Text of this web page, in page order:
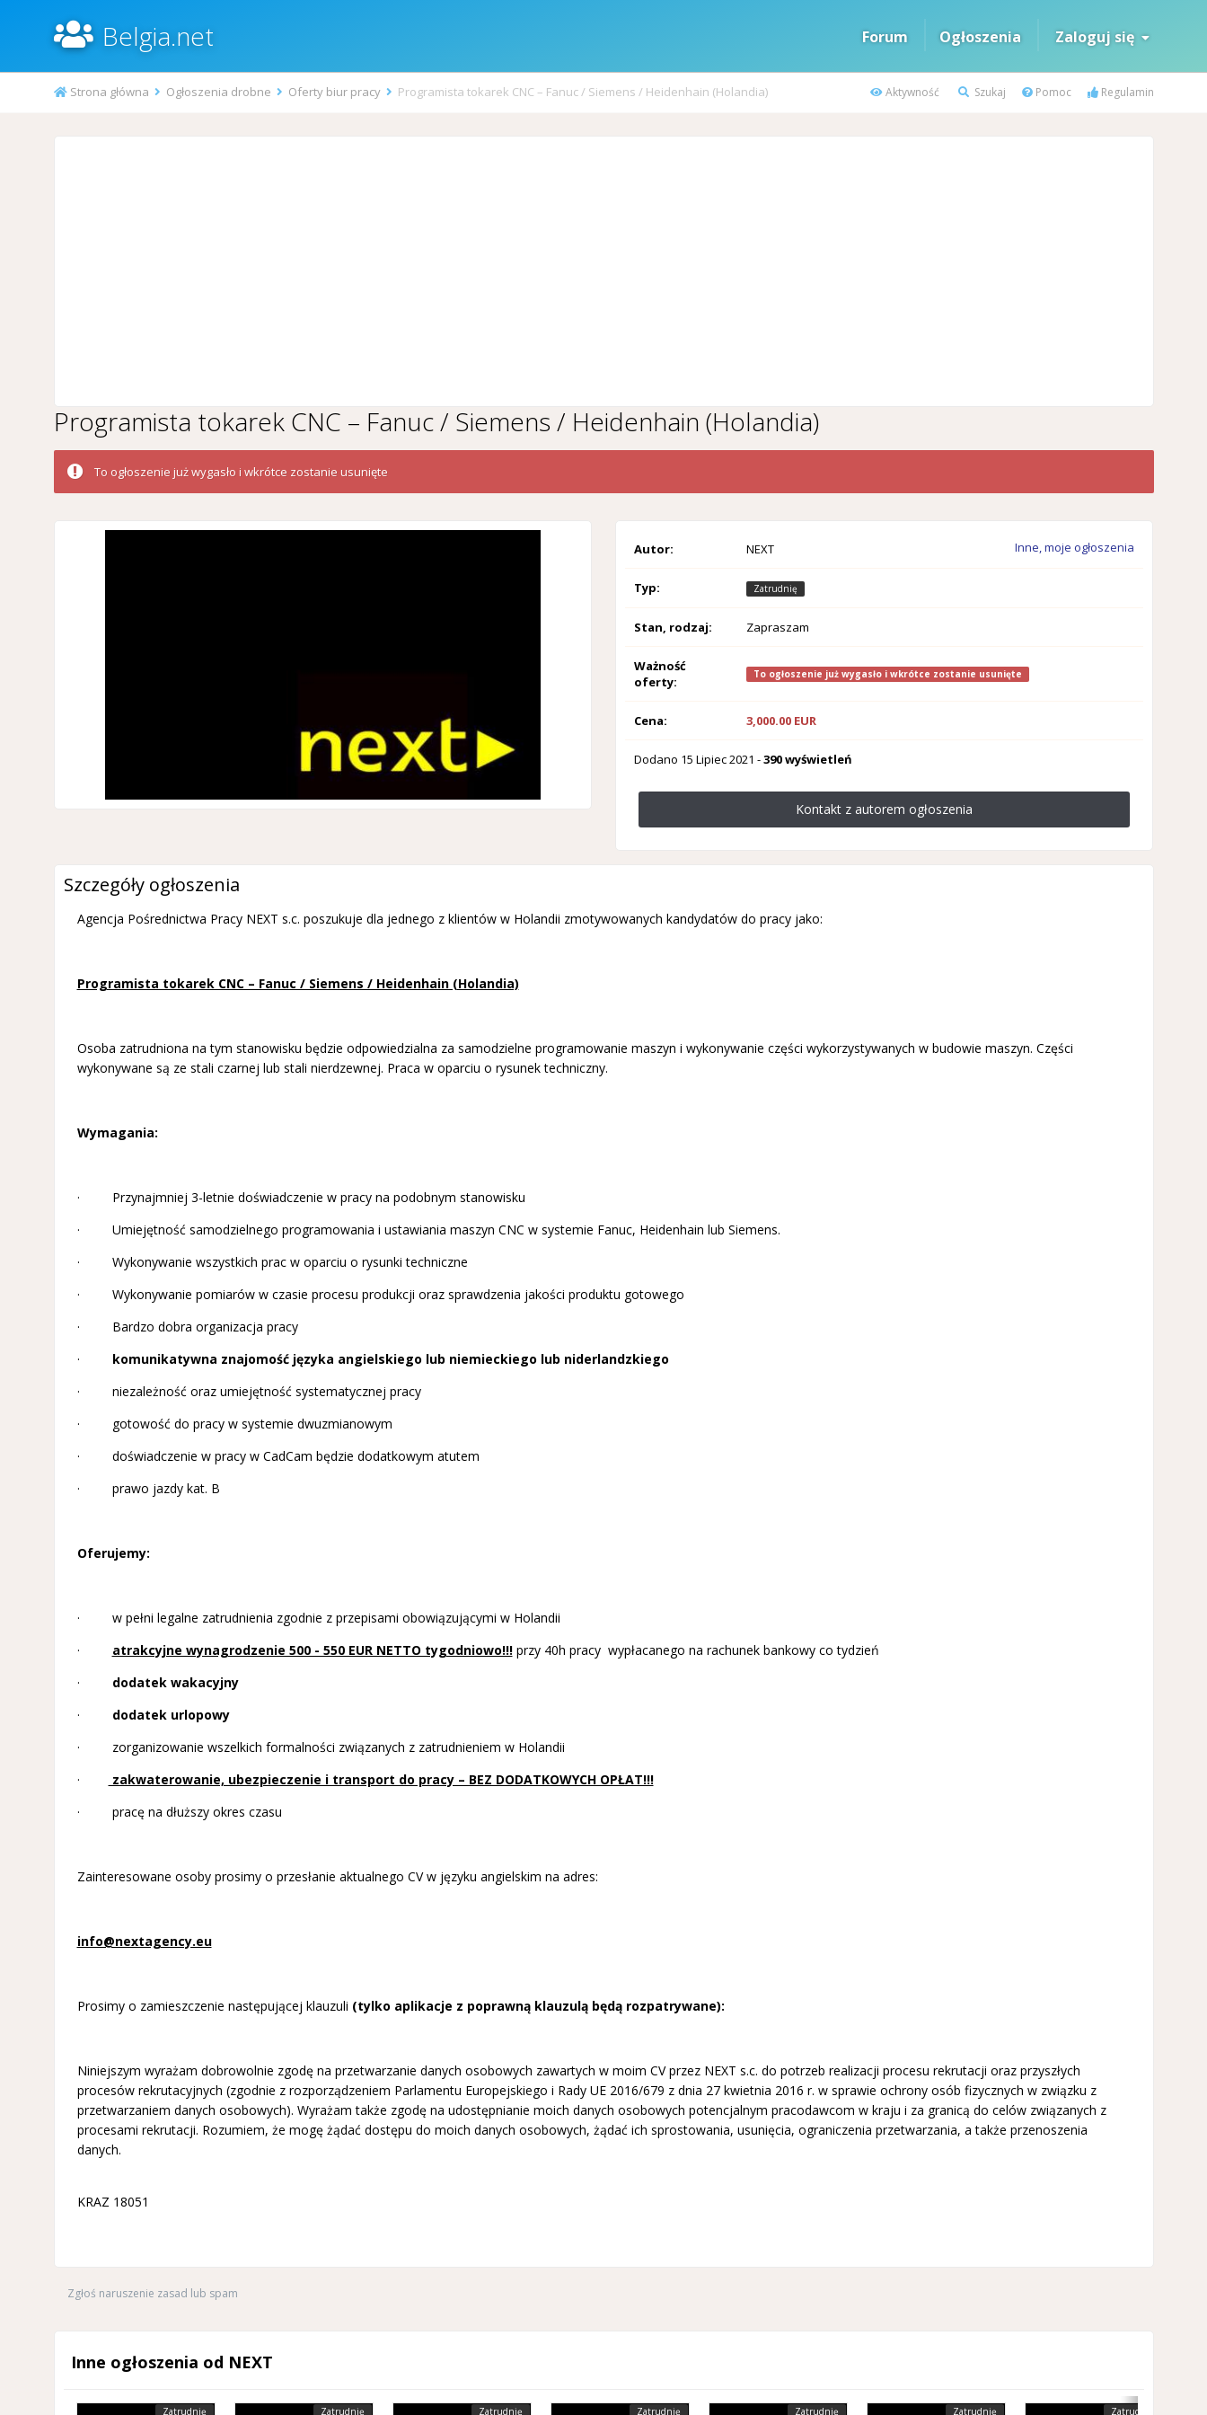
Belgia.net Forum Ogłoszenia Zaloguj się
Aktywność Szukaj Pomoc Regulamin
Strona główna Ogłoszenia drobne Oferty biur pracy Programista tokarek CNC – Fanuc / Siemens / Heidenhain (Holandia)
Programista tokarek CNC – Fanuc / Siemens / Heidenhain (Holandia)
To ogłoszenie już wygasło i wkrótce zostanie usunięte
Autor: NEXT Inne, moje ogłoszenia
Typ: Zatrudnię
Stan, rodzaj: Zapraszam
Ważność
oferty:
To ogłoszenie już wygasło i wkrótce zostanie usunięte
Cena: 3,000.00 EUR
Dodano 15 Lipiec 2021 -390 wyświetleń
Kontakt z autorem ogłoszenia
Szczegóły ogłoszenia
Agencja Pośrednictwa Pracy NEXT s.c. poszukuje dla jednego z klientów w Holandii zmotywowanych kandydatów do pracy jako:
Programista tokarek CNC – Fanuc / Siemens / Heidenhain (Holandia)
Osoba zatrudniona na tym stanowisku będzie odpowiedzialna za samodzielne programowanie maszyn i wykonywanie części wykorzystywanych w budowie maszyn. Części
wykonywane są ze stali czarnej lub stali nierdzewnej. Praca w oparciu o rysunek techniczny.
Wymagania:
· Przynajmniej 3-letnie doświadczenie w pracy na podobnym stanowisku
· Umiejętność samodzielnego programowania i ustawiania maszyn CNC w systemie Fanuc, Heidenhain lub Siemens.
· Wykonywanie wszystkich prac w oparciu o rysunki techniczne
· Wykonywanie pomiarów w czasie procesu produkcji oraz sprawdzenia jakości produktu gotowego
· Bardzo dobra organizacja pracy
·
komunikatywna znajomość języka angielskiego lub niemieckiego lub niderlandzkiego
· niezależność oraz umiejętność systematycznej pracy
· gotowość do pracy w systemie dwuzmianowym
· doświadczenie w pracy w CadCam będzie dodatkowym atutem
· prawo jazdy kat. B
Oferujemy:
· w pełni legalne zatrudnienia zgodnie z przepisami obowiązującymi w Holandii
· atrakcyjne wynagrodzenie 500 - 550 EUR NETTO tygodniowo!!!przy 40h pracy wypłacanego na rachunek bankowy co tydzień
·
dodatek wakacyjny
·
dodatek urlopowy
· zorganizowanie wszelkich formalności związanych z zatrudnieniem w Holandii
·
zakwaterowanie, ubezpieczenie i transport do pracy – BEZ DODATKOWYCH OPŁAT!!!
· pracę na dłuższy okres czasu
Zainteresowane osoby prosimy o przesłanie aktualnego CV w języku angielskim na adres:
info@nextagency.eu
Prosimy o zamieszczenie następującej klauzuli (tylko aplikacje z poprawną klauzulą będą rozpatrywane):
Niniejszym wyrażam dobrowolnie zgodę na przetwarzanie danych osobowych zawartych w moim CV przez NEXT s.c. do potrzeb realizacji procesu rekrutacji oraz przyszłych
procesów rekrutacyjnych (zgodnie z rozporządzeniem Parlamentu Europejskiego i Rady UE 2016/679 z dnia 27 kwietnia 2016 r. w sprawie ochrony osób fizycznych w związku z
przetwarzaniem danych osobowych). Wyrażam także zgodę na udostępnianie moich danych osobowych potencjalnym pracodawcom w kraju i za granicą do celów związanych z
procesami rekrutacji. Rozumiem, że mogę żądać dostępu do moich danych osobowych, żądać ich sprostowania, usunięcia, ograniczenia przetwarzania, a także przenoszenia
danych.
KRAZ 18051
Zgłoś naruszenie zasad lub spam
Inne ogłoszenia od NEXT
Zatrudnię Zatrudnię Zatrudnię Zatrudnię Zatrudnię Zatrudnię Zatrudnię